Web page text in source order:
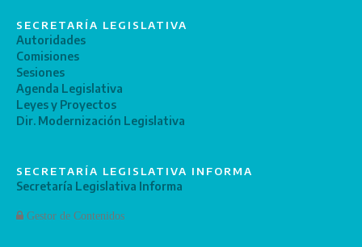
SECRETARÍA LEGISLATIVA
Autoridades
Comisiones
Sesiones
Agenda Legislativa
Leyes y Proyectos
Dir. Modernización Legislativa
SECRETARÍA LEGISLATIVA INFORMA
Secretaría Legislativa Informa
Gestor de Contenidos